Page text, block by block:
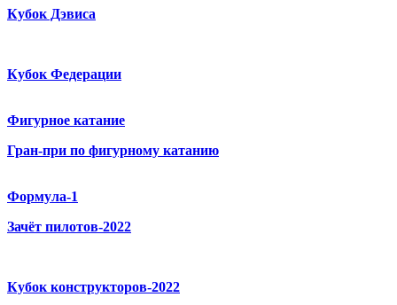
Кубок Дэвиса
Кубок Федерации
Фигурное катание
Гран-при по фигурному катанию
Формула-1
Зачёт пилотов-2022
Кубок конструкторов-2022